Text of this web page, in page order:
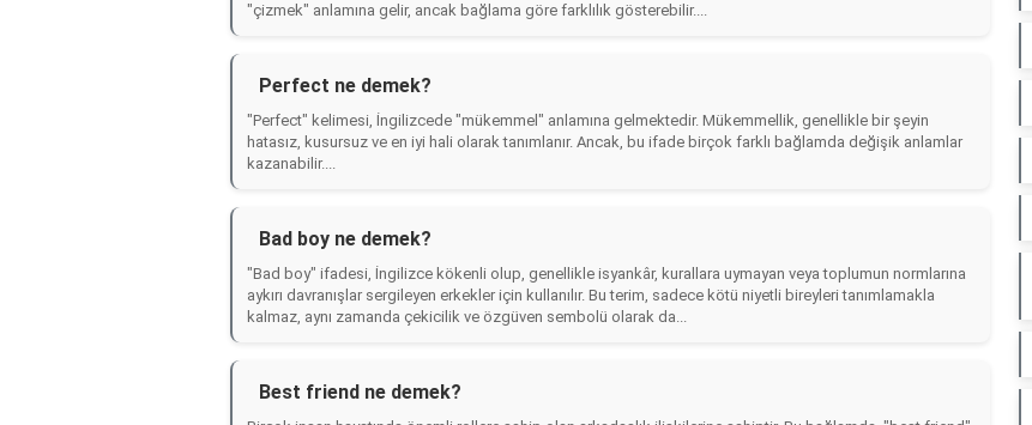
"çizmek" anlamına gelir, ancak bağlama göre farklılık gösterebilir....
Perfect ne demek?
"Perfect" kelimesi, İngilizcede "mükemmel" anlamına gelmektedir. Mükemmellik, genellikle bir şeyin
hatasız, kusursuz ve en iyi hali olarak tanımlanır. Ancak, bu ifade birçok farklı bağlamda değişik anlamlar
kazanabilir....
Bad boy ne demek?
"Bad boy" ifadesi, İngilizce kökenli olup, genellikle isyankâr, kurallara uymayan veya toplumun normlarına
aykırı davranışlar sergileyen erkekler için kullanılır. Bu terim, sadece kötü niyetli bireyleri tanımlamakla
kalmaz, aynı zamanda çekicilik ve özgüven sembolü olarak da...
Best friend ne demek?